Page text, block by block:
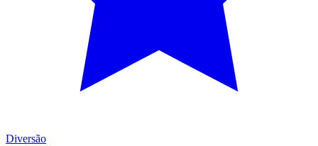
Diversão